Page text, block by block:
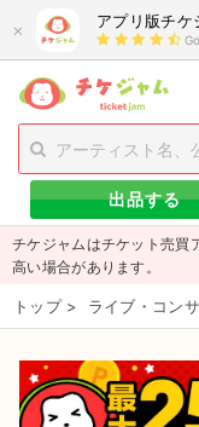
× アプリ版チケ
person_add 新規会員登録
チケットを探す
新着チケット
値下げしたチケット
都道府県からチケット
もうすぐ開催のチケッ
チケットのリクエスト
出品する
チケジャムはチケット売買
高い場合があります。
トップ > ライブ・コン